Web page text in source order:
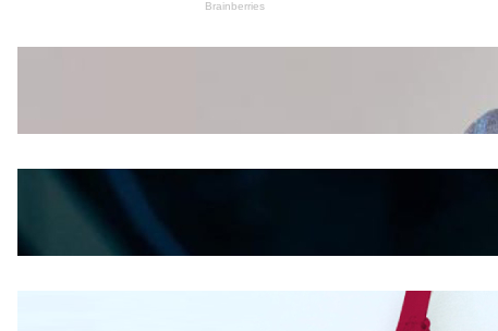
Wanita Pamer Pakaian
Kepribadian
Mengintip Kepribadian
Wanita Dari Warna Bra